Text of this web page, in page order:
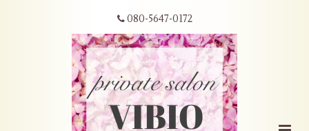
080-5647-0172